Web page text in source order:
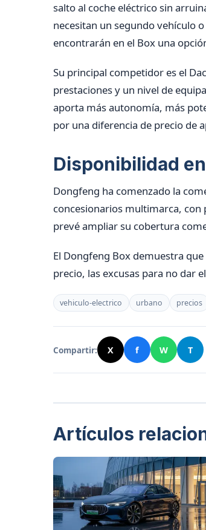
salto al coche eléctrico sin
necesitan un segundo vehículo
encontrarán en el Box una
Su principal competidor es el
prestaciones y un nivel de
aporta más autonomía, más
por una diferencia de precio de
Disponibilidad
Dongfeng ha comenzado la
concesionarios multimarca, con
prevé ampliar su cobertura
El Dongfeng Box demuestra
precio, las excusas para no dar
vehiculo-electrico urbano precios
Compartir: X f W T
Artículos